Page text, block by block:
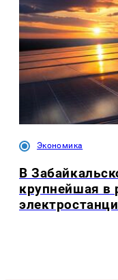
Экономика
В
крупнейшая в